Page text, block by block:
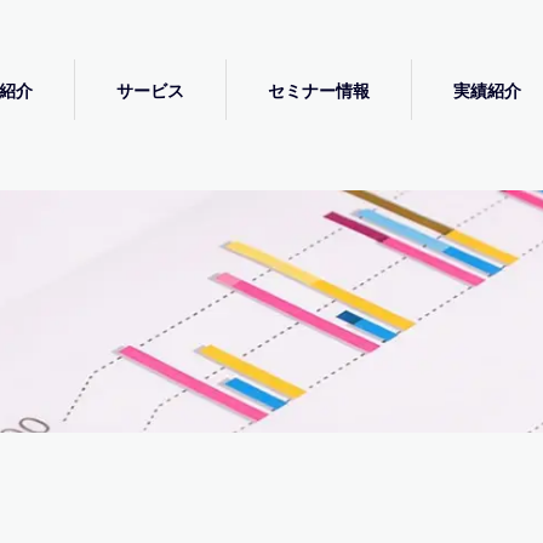
介 サービス セミナー情報 実績紹介